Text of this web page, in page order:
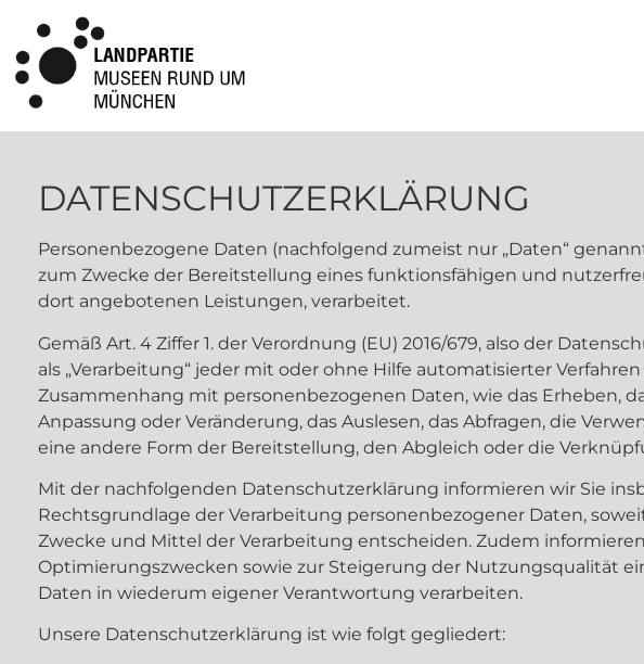
DATENSCHUTZERKLÄRUNG
Personenbezogene Daten (nachfolgend zumeist nur „Daten“
zum Zwecke der Bereitstellung eines funktionsfähigen und
dort angebotenen Leistungen, verarbeitet.
Gemäß Art. 4 Ziffer 1. der Verordnung (EU) 2016/679, also der
als „Verarbeitung“ jeder mit oder ohne Hilfe automatisierter
Zusammenhang mit personenbezogenen Daten, wie das Erheben,
Anpassung oder Veränderung, das Auslesen, das Abfragen, die
eine andere Form der Bereitstellung, den Abgleich oder die
Mit der nachfolgenden Datenschutzerklärung informieren wir Sie
Rechtsgrundlage der Verarbeitung personenbezogener Daten,
Zwecke und Mittel der Verarbeitung entscheiden. Zudem
Optimierungszwecken sowie zur Steigerung der Nutzungsqualität
Daten in wiederum eigener Verantwortung verarbeiten.
Unsere Datenschutzerklärung ist wie folgt gegliedert: